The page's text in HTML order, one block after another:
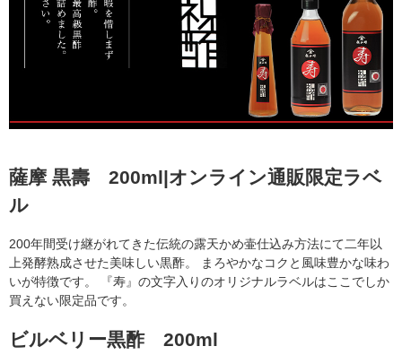
薩摩 黒壽 200ml|オンライン通販限定ラベ
ル
200年間受け継がれてきた伝統の露天かめ壷仕込み方法にて二年以
上発酵熟成させた美味しい黒酢。 まろやかなコクと風味豊かな味わ
いが特徴です。 『寿』の文字入りのオリジナルラベルはここでしか
買えない限定品です。
ビルベリー黒酢 200ml